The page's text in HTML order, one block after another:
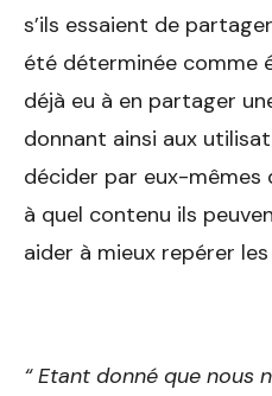
s’ils essaient de
été déterminée comme
déjà eu à en partager
donnant ainsi aux
décider par eux-mêmes
à quel contenu ils
aider à mieux repérer
“ Etant donné que nous